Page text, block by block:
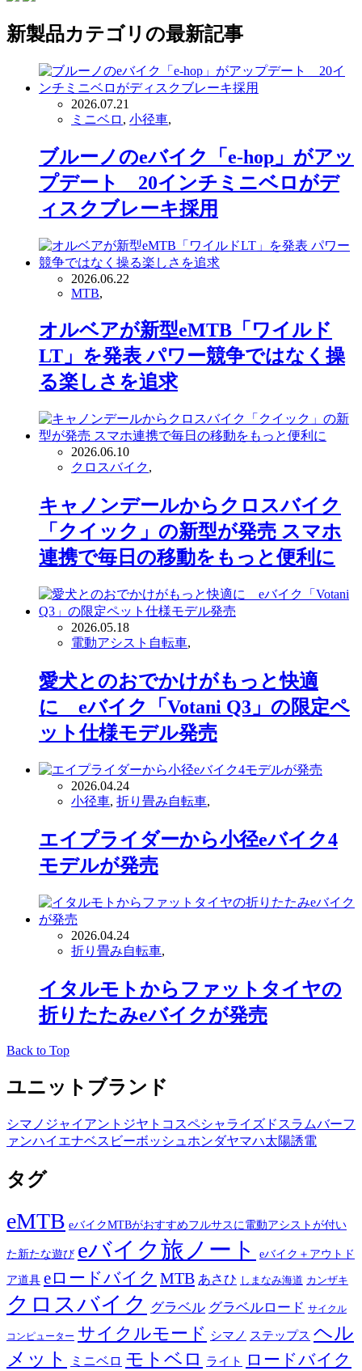
新製品カテゴリの最新記事
2026.07.21
ミニベロ , 小径車,
ブルーノのeバイク「e-hop」がアッ
プデート 20インチミニベロがデ
ィスクブレーキ採用
2026.06.22
MTB,
オルベアが新型eMTB「ワイルド
LT」を発表 パワー競争ではなく操
る楽しさを追求
2026.06.10
クロスバイク,
キャノンデールからクロスバイク
「クイック」の新型が発売 スマホ
連携で毎日の移動をもっと便利に
2026.05.18
電動アシスト自転車,
愛犬とのおでかけがもっと快適
に eバイク「Votani Q3」の限定ペ
ット仕様モデル発売
2026.04.24
小径車, 折り畳み自転車,
エイプライダーから小径eバイク4
モデルが発売
2026.04.24
折り畳み自転車,
イタルモトからファットタイヤの
折りたたみeバイクが発売
Back to Top
ユニットブランド
シマノ ジャイアント ジヤトコ スペシャライズド スラムバーフ
ァンハイエナベスビーボッシュ ホンダヤマハ太陽誘電
タグ
eMTB eバイクMTBがおすすめフルサスに電動アシストが付い
た新たな遊び eバイク旅ノート
eバイク＋アウトド
ア道具 eロードバイク MTB あさひ しまなみ海道 カンザキ
クロスバイク グラベル グラベルロード サイクル
コンピューター サイクルモード シマノ ステップス ヘル
メット
ミニベロ モトベロ ライト ロードバイク